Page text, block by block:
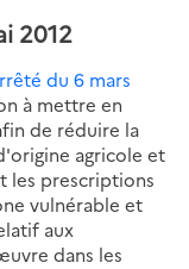
2012
du 6 mars
à mettre en
de réduire la
agricole et
les prescriptions
vulnérable et
aux
dans les